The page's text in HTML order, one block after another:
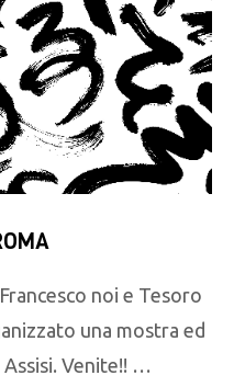
noi e Tesoro
una mostra ed
Assisi. Venite!! …